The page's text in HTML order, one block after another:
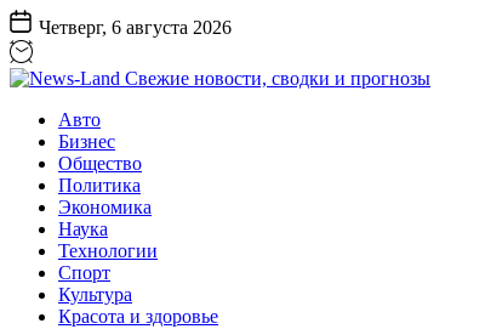
Перейти
к
содержанию
Четверг, 6 августа 2026
Land
Свежие
новости,
сводки
прогнозы
Авто
Бизнес
Общество
Политика
Экономика
Наука
Технологии
Спорт
Культура
Красота и здоровье